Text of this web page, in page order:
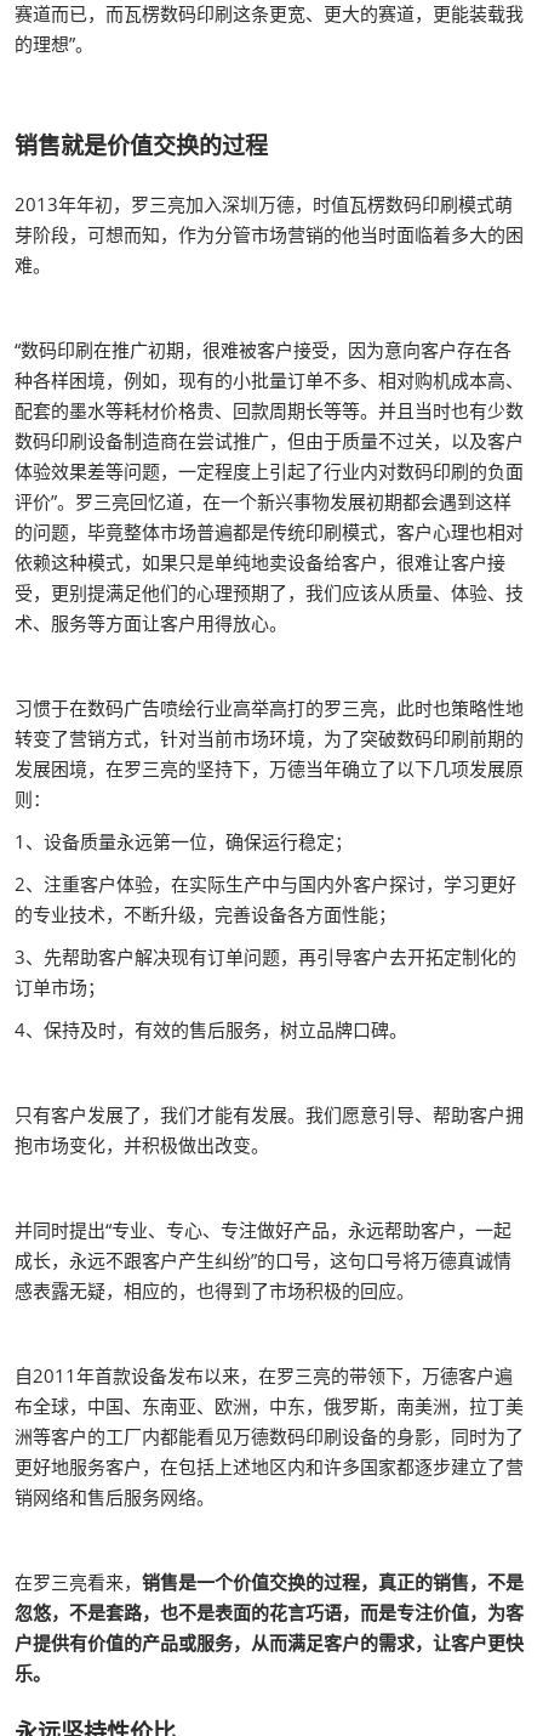
赛道而已，而瓦楞数码印刷这条更宽、更大的赛道，更能装载我
的理想”。
销售就是价值交换的过程
2013年年初，罗三亮加入深圳万德，时值瓦楞数码印刷模式萌
芽阶段，可想而知，作为分管市场营销的他当时面临着多大的困
难。
“数码印刷在推广初期，很难被客户接受，因为意向客户存在各
种各样困境，例如，现有的小批量订单不多、相对购机成本高、
配套的墨水等耗材价格贵、回款周期长等等。并且当时也有少数
数码印刷设备制造商在尝试推广，但由于质量不过关，以及客户
体验效果差等问题，一定程度上引起了行业内对数码印刷的负面
评价”。罗三亮回忆道，在一个新兴事物发展初期都会遇到这样
的问题，毕竟整体市场普遍都是传统印刷模式，客户心理也相对
依赖这种模式，如果只是单纯地卖设备给客户，很难让客户接
受，更别提满足他们的心理预期了，我们应该从质量、体验、技
术、服务等方面让客户用得放心。
习惯于在数码广告喷绘行业高举高打的罗三亮，此时也策略性地
转变了营销方式，针对当前市场环境，为了突破数码印刷前期的
发展困境，在罗三亮的坚持下，万德当年确立了以下几项发展原
则：
1、设备质量永远第一位，确保运行稳定；
2、注重客户体验，在实际生产中与国内外客户探讨，学习更好
的专业技术，不断升级，完善设备各方面性能；
3、先帮助客户解决现有订单问题，再引导客户去开拓定制化的
订单市场；
4、保持及时，有效的售后服务，树立品牌口碑。
只有客户发展了，我们才能有发展。我们愿意引导、帮助客户拥
抱市场变化，并积极做出改变。
并同时提出“专业、专心、专注做好产品，永远帮助客户，一起
成长，永远不跟客户产生纠纷”的口号，这句口号将万德真诚情
感表露无疑，相应的，也得到了市场积极的回应。
自2011年首款设备发布以来，在罗三亮的带领下，万德客户遍
布全球，中国、东南亚、欧洲，中东，俄罗斯，南美洲，拉丁美
洲等客户的工厂内都能看见万德数码印刷设备的身影，同时为了
更好地服务客户，在包括上述地区内和许多国家都逐步建立了营
销网络和售后服务网络。
在罗三亮看来， 销售是一个价值交换的过程，真正的销售，不是
忽悠，不是套路，也不是表面的花言巧语，而是专注价值，为客
户提供有价值的产品或服务，从而满足客户的需求，让客户更快
乐。